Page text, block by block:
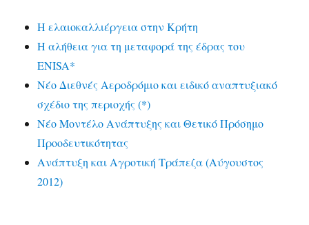
Η ελαιοκαλλιέργεια στην Κρήτη
Η αλήθεια για τη μεταφορά της έδρας του
ENISA*
Νέο Διεθνές Αεροδρόμιο και ειδικό αναπτυξιακό
σχέδιο της περιοχής (*)
Νέο Μοντέλο Ανάπτυξης και Θετικό Πρόσημο
Προοδευτικότητας
Ανάπτυξη και Αγροτική Τράπεζα (Αύγουστος
2012)